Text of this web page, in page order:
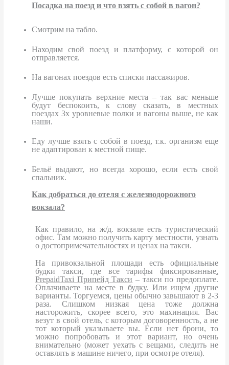
Посадка на поезд и что взять с собой в вагон?
Смотрим на табло.
Находим свой поезд и платформу, с которой он
отправляется.
На вагонах поездов есть списки пассажиров.
Лучше покупать верхние места – так вас меньше
будут беспокоить, к слову сказать, в местных
поездах 3х уровневые полки и вагоны выше, не как
наши.
Еду лучше взять с собой в поезд, т.к. организм еще
не адаптирован к местной пище.
Бельё выдают, но всегда хорошо, если есть свой
спальник.
Как добраться до отеля с железнодорожного
вокзала?
Как правило, на ж/д. вокзале есть туристический
офис. Там можно получить карту местности, узнать
о достопримечательностях и ценах на такси.
На привокзальной площади есть официальные
будки такси, где все тарифы фиксированные.
PrepaidTaxi Припейд Такси – такси по предоплате.
Оплачиваете на месте в будку. Или ищем другие
варианты. Торгуемся, цены обычно завышают в 2-3
раза. Слишком низкая цена тоже должна
насторожить, скорее всего, это махинация. Вас
везут в свой отель, с которым договоренность, а не
тот который указываете вы. Если нет брони, то
можно попробовать и этот вариант, но очень
внимательно (может уехать с вещами, следить не
оставлять в машине ничего, при осмотре отеля).